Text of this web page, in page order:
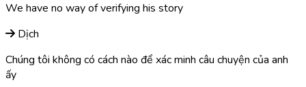
We have no way of verifying his story
Dịch
Chúng tôi không có cách nào để xác minh câu chuyện của anh
ấy